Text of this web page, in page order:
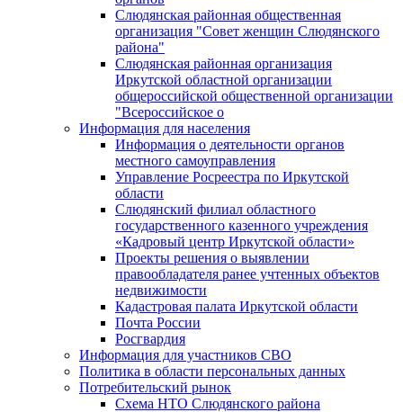
Слюдянская районная общественная
организация "Совет женщин Слюдянского
района"
Слюдянская районная организация
Иркутской областной организации
общероссийской общественной организации
"Всероссийское о
Информация для населения
Информация о деятельности органов
местного самоуправления
Управление Росреестра по Иркутской
области
Слюдянский филиал областного
государственного казенного учреждения
«Кадровый центр Иркутской области»
Проекты решения о выявлении
правообладателя ранее учтенных объектов
недвижимости
Кадастровая палата Иркутской области
Почта России
Росгвардия
Информация для участников СВО
Политика в области персональных данных
Потребительский рынок
Схема НТО Слюдянского района